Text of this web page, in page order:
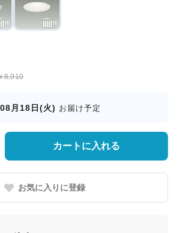
8,910
08月18日(火) お届け予定
カートに入れる
お気に入りに登録